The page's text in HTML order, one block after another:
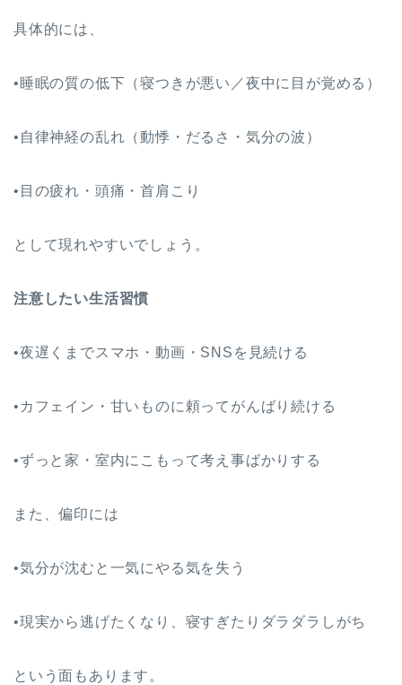
具体的には、
•睡眠の質の低下（寝つきが悪い／夜中に目が覚める）
•自律神経の乱れ（動悸・だるさ・気分の波）
•目の疲れ・頭痛・首肩こり
として現れやすいでしょう。
注意したい生活習慣
•夜遅くまでスマホ・動画・SNSを見続ける
•カフェイン・甘いものに頼ってがんばり続ける
•ずっと家・室内にこもって考え事ばかりする
また、偏印には
•気分が沈むと一気にやる気を失う
•現実から逃げたくなり、寝すぎたりダラダラしがち
という面もあります。